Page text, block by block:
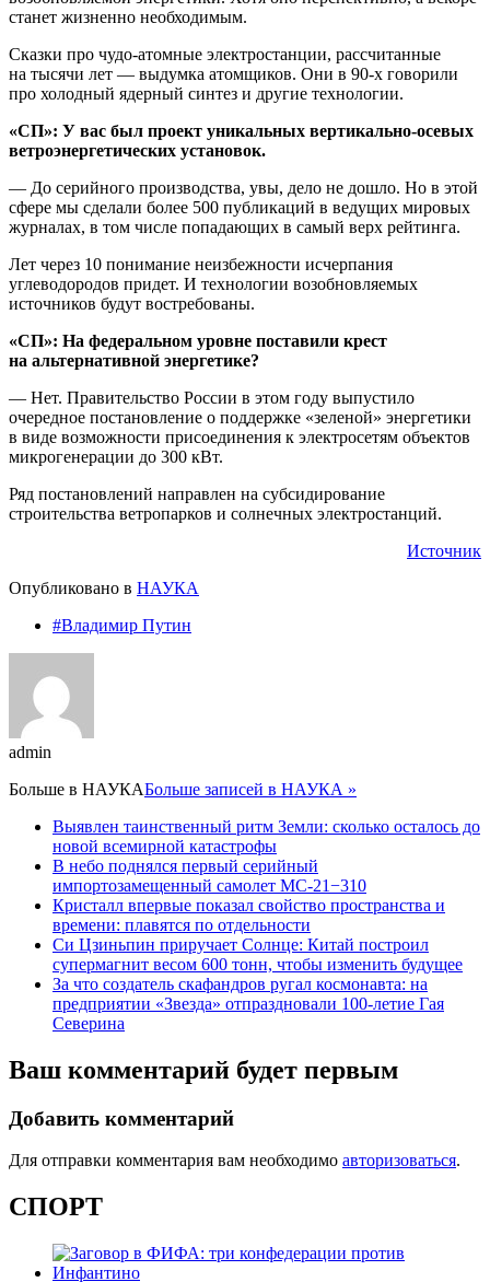
станет жизненно необходимым.
Сказки про чудо-атомные электростанции, рассчитанные
на тысячи лет — выдумка атомщиков. Они в 90-х говорили
про холодный ядерный синтез и другие технологии.
«СП»: У вас был проект уникальных вертикально-осевых
ветроэнергетических установок.
— До серийного производства, увы, дело не дошло. Но в этой
сфере мы сделали более 500 публикаций в ведущих мировых
журналах, в том числе попадающих в самый верх рейтинга.
Лет через 10 понимание неизбежности исчерпания
углеводородов придет. И технологии возобновляемых
источников будут востребованы.
«СП»: На федеральном уровне поставили крест
на альтернативной энергетике?
— Нет. Правительство России в этом году выпустило
очередное постановление о поддержке «зеленой» энергетики
в виде возможности присоединения к электросетям объектов
микрогенерации до 300 кВт.
Ряд постановлений направлен на субсидирование
строительства ветропарков и солнечных электростанций.
Источник
Опубликовано в НАУКА
#Владимир Путин
admin
Больше в НАУКАБольше записей в НАУКА »
Выявлен таинственный ритм Земли: сколько осталось до
новой всемирной катастрофы
В небо поднялся первый серийный
импортозамещенный самолет МС-21−310
Кристалл впервые показал свойство пространства и
времени: плавятся по отдельности
Си Цзиньпин приручает Солнце: Китай построил
супермагнит весом 600 тонн, чтобы изменить будущее
За что создатель скафандров ругал космонавта: на
предприятии «Звезда» отпраздновали 100-летие Гая
Северина
Ваш комментарий будет первым
Добавить комментарий
Для отправки комментария вам необходимо авторизоваться.
СПОРТ